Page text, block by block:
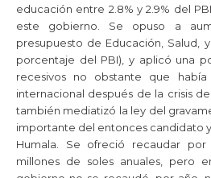
educación entre 2.8% y 2.9% del
este gobierno. Se opuso a
presupuesto de Educación, Salud,
porcentaje del PBI), y aplicó una
recesivos no obstante que
internacional después de la crisis
también mediatizó la ley del
importante del entonces candidato
Humala. Se ofreció recaudar
millones de soles anuales, pero